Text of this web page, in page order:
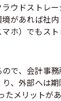
ウドストレー
があれば社
ホ）でもス
で、会計事
、外部へは期
メリットがあ